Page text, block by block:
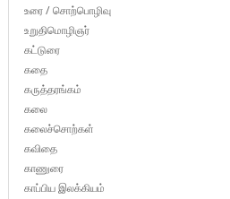
உரை / சொற்பொழிவு
உறுதிமொழிஞர்
கட்டுரை
கதை
கருத்தரங்கம்
கலை
கலைச்சொற்கள்
கவிதை
காணுரை
காப்பிய இலக்கியம்